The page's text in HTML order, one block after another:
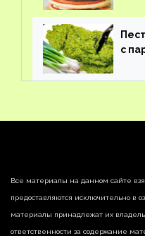
с
Все материалы на данном сайте
предоставляются исключительно в
материалы принадлежат их
ответственности за содержание